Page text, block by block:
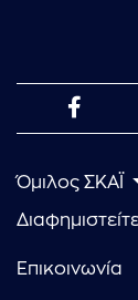
Όμιλος ΣΚΑΪ
Επικοινωνία